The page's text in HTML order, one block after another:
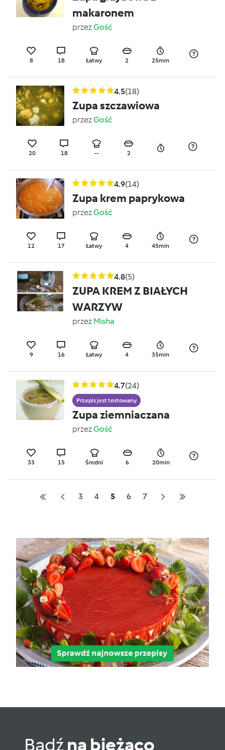
makaronem
przezGość
8 18 Łatwy 2 25min
4.5(18)
Zupa szczawiowa
przezGość
20 18 -- 2
4.9(14)
Zupa krem paprykowa
przezGość
12 17 Łatwy 4 45min
4.8(5)
ZUPA KREM Z BIAŁYCH
WARZYW
przez Misha
9 16 Łatwy 4 35min
4.7(24)
Przepis jest testowany
Zupa ziemniaczana
przezGość
33 15 Średni 6 20min
3 4 5 6 7
Bądźna bieżąco